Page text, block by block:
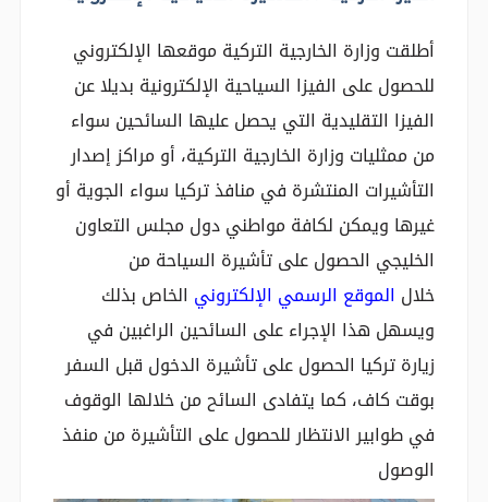
أطلقت وزارة الخارجية التركية موقعها الإلكتروني
للحصول على الفيزا السياحية الإلكترونية بديلا عن
الفيزا التقليدية التي يحصل عليها السائحين سواء
من ممثليات وزارة الخارجية التركية، أو مراكز إصدار
التأشيرات المنتشرة في منافذ تركيا سواء الجوية أو
غيرها ويمكن لكافة مواطني دول مجلس التعاون
الخليجي الحصول على تأشيرة السياحة من
خلال الموقع الرسمي الإلكتروني الخاص بذلك
ويسهل هذا الإجراء على السائحين الراغبين في
زيارة تركيا الحصول على تأشيرة الدخول قبل السفر
بوقت كاف، كما يتفادى السائح من خلالها الوقوف
في طوابير الانتظار للحصول على التأشيرة من منفذ
الوصول